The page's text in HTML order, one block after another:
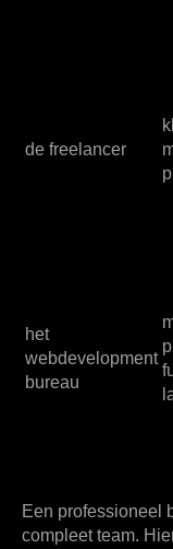
de freelancer
het
webdevelopment
bureau
Een professioneel
compleet team.